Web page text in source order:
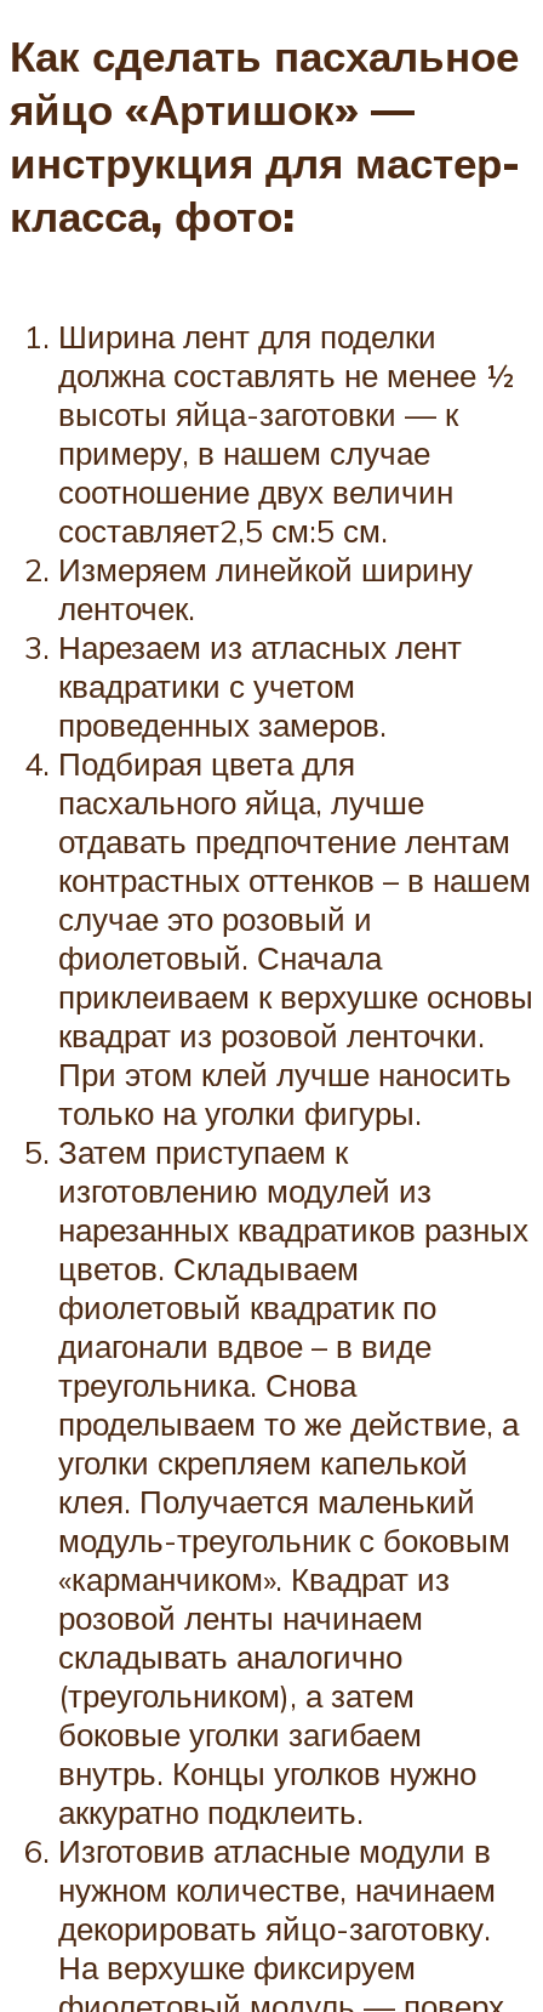
Как сделать пасхальное
яйцо «Артишок» —
инструкция для мастер-
класса, фото:
Ширина лент для поделки
должна составлять не менее ½
высоты яйца-заготовки — к
примеру, в нашем случае
соотношение двух величин
составляет2,5 см:5 см.
Измеряем линейкой ширину
ленточек.
Нарезаем из атласных лент
квадратики с учетом
проведенных замеров.
Подбирая цвета для
пасхального яйца, лучше
отдавать предпочтение лентам
контрастных оттенков – в нашем
случае это розовый и
фиолетовый. Сначала
приклеиваем к верхушке основы
квадрат из розовой ленточки.
При этом клей лучше наносить
только на уголки фигуры.
Затем приступаем к
изготовлению модулей из
нарезанных квадратиков разных
цветов. Складываем
фиолетовый квадратик по
диагонали вдвое – в виде
треугольника. Снова
проделываем то же действие, а
уголки скрепляем капелькой
клея. Получается маленький
модуль-треугольник с боковым
«карманчиком». Квадрат из
розовой ленты начинаем
складывать аналогично
(треугольником), а затем
боковые уголки загибаем
внутрь. Концы уголков нужно
аккуратно подклеить.
Изготовив атласные модули в
нужном количестве, начинаем
декорировать яйцо-заготовку.
На верхушке фиксируем